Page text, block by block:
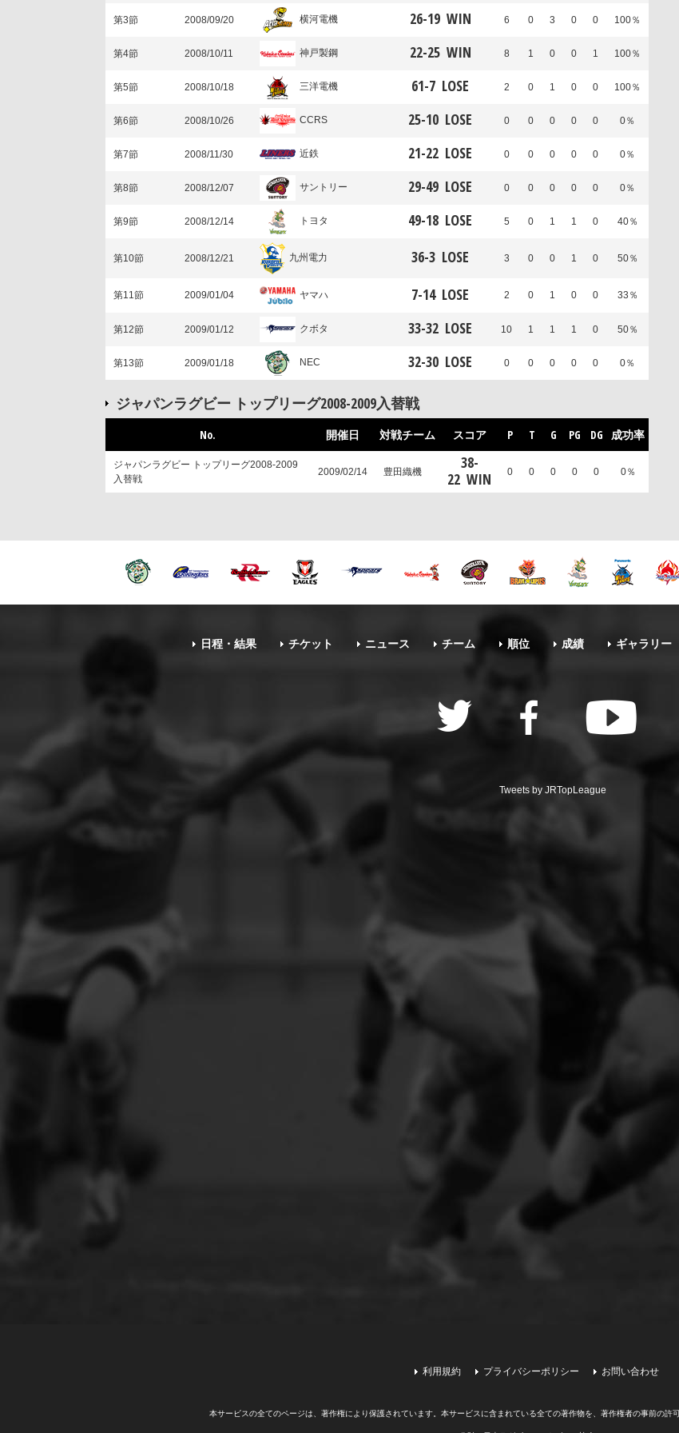
第3節 2008/09/20 横河電機 26-19 WIN 6 0 3 0 0 100％
第4節 2008/10/11 神戸製鋼 22-25 WIN 8 1 0 0 1 100％
第5節 2008/10/18 三洋電機 61-7 LOSE 2 0 1 0 0 100％
第6節 2008/10/26 CCRS 25-10 LOSE 0 0 0 0 0 0％
第7節 2008/11/30 近鉄 21-22 LOSE 0 0 0 0 0 0％
第8節 2008/12/07 サントリー 29-49 LOSE 0 0 0 0 0 0％
第9節 2008/12/14 トヨタ 49-18 LOSE 5 0 1 1 0 40％
第10節 2008/12/21 九州電力 36-3 LOSE 3 0 0 1 0 50％
第11節 2009/01/04 ヤマハ 7-14 LOSE 2 0 1 0 0 33％
第12節 2009/01/12 クボタ 33-32 LOSE 10 1 1 1 0 50％
第13節 2009/01/18 NEC 32-30 LOSE 0 0 0 0 0 0％
ジャパンラグビー トップリーグ2008-2009入替戦
No. 開催日 対戦チーム スコア P T G PG DG 成功率
ジャパンラグビー トップリーグ2008-2009
入替戦
2009/02/14 豊田織機 38-
22 WIN 0 0 0 0 0 0％
日程・結果 チケット ニュース チーム 順位 成績 ギャラリー
Tweets by JRTopLeague
利用規約 プライバシーポリシー お問い合わせ
本サービスの全てのページは、著作権により保護されています。 本サービスに含まれている全ての著作物を、著作権者の事前の許